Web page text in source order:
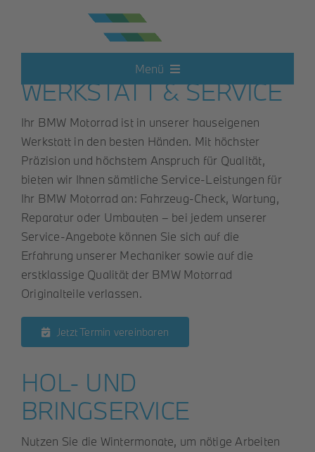
Menü
Elektroautos
Hot Deals
Motorrad
Roller
BMW MOTORRAD
WERKSTATT & SERVICE
Ihr BMW Motorrad ist in unserer hauseigenen
Werkstatt in den besten Händen. Mit höchster
Präzision und höchstem Anspruch für Qualität,
bieten wir Ihnen sämtliche Service-Leistungen für
Ihr BMW Motorrad an: Fahrzeug-Check, Wartung,
Reparatur oder Umbauten – bei jedem unserer
Service-Angebote können Sie sich auf die
Erfahrung unserer Mechaniker sowie auf die
erstklassige Qualität der BMW Motorrad
Originalteile verlassen.
Jetzt Termin vereinbaren
HOL- UND
BRINGSERVICE
Nutzen Sie die Wintermonate, um nötige Arbeiten